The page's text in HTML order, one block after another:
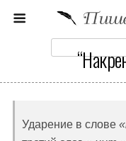
Ударение в слове «